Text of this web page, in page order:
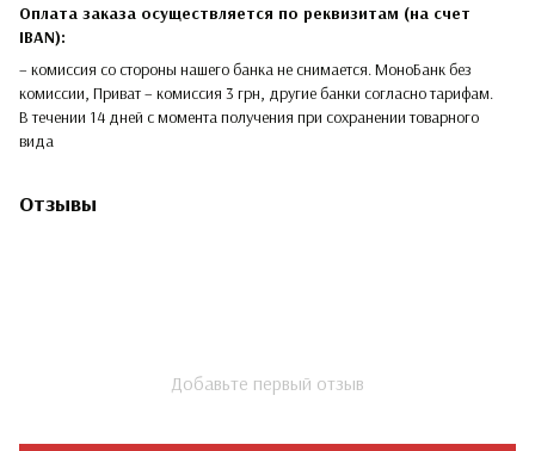
Оплата заказа осуществляется по реквизитам (на счет
IBAN):
– комиссия со стороны нашего банка не снимается. МоноБанк без
комиссии, Приват – комиссия 3 грн, другие банки согласно тарифам.
В течении 14 дней с момента получения при сохранении товарного
вида
Отзывы
Добавьте первый отзыв